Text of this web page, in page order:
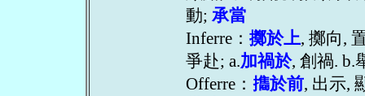
動; 承當
Inferre： 擲於上, 擲向,
爭赴; a.加禍於, 創禍. b.
Offerre： 㩦於前, 出示,